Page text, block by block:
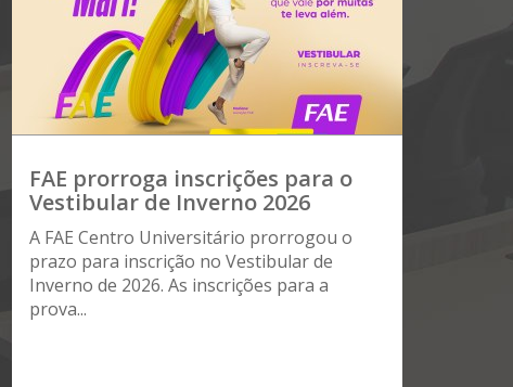
FAE prorroga inscrições para o
Vestibular de Inverno 2026
A FAE Centro Universitário prorrogou o
prazo para inscrição no Vestibular de
Inverno de 2026. As inscrições para a
prova...